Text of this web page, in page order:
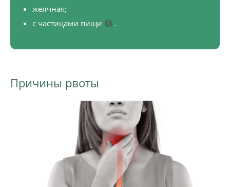
желчная;
с частицами пищи
.
Причины рвоты